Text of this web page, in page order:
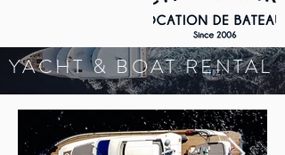
YACHT & BOAT RENTAL